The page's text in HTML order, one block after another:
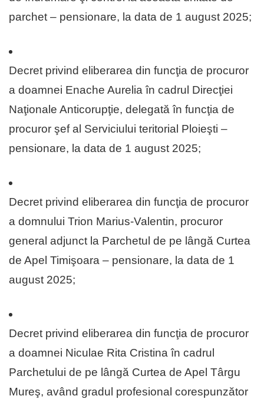
parchet – pensionare, la data de 1 august 2025;
Decret privind eliberarea din funcţia de procuror
a doamnei Enache Aurelia în cadrul Direcţiei
Naţionale Anticorupţie, delegată în funcţia de
procuror şef al Serviciului teritorial Ploieşti –
pensionare, la data de 1 august 2025;
Decret privind eliberarea din funcţia de procuror
a domnului Trion Marius-Valentin, procuror
general adjunct la Parchetul de pe lângă Curtea
de Apel Timişoara – pensionare, la data de 1
august 2025;
Decret privind eliberarea din funcţia de procuror
a doamnei Niculae Rita Cristina în cadrul
Parchetului de pe lângă Curtea de Apel Târgu
Mureş, având gradul profesional corespunzător